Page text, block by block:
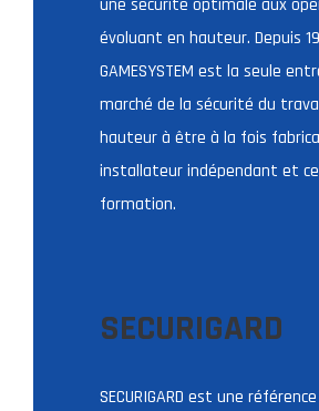
une sécurité optimale aux
évoluant en hauteur. Depuis
GAMESYSTEM est la seule
marché de la sécurité du
hauteur à être à la fois
installateur indépendant et
formation.
SECURIGARD
SECURIGARD est une